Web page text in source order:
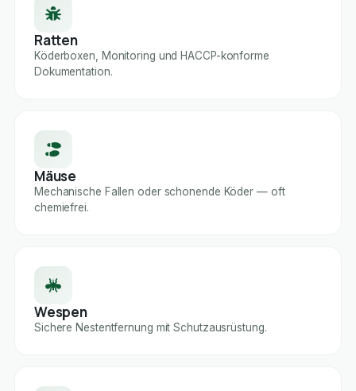
Ratten
Köderboxen, Monitoring und HACCP-konforme
Dokumentation.
Mäuse
Mechanische Fallen oder schonende Köder — oft
chemiefrei.
Wespen
Sichere Nestentfernung mit Schutzausrüstung.